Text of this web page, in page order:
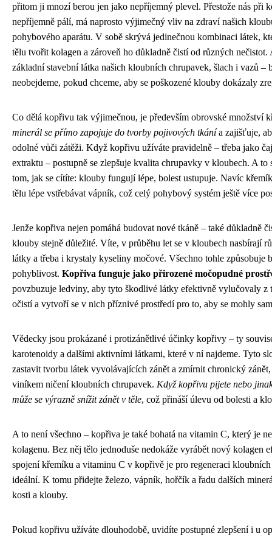
přitom ji mnozí berou jen jako nepříjemný plevel. Přestože nás při
nepříjemně pálí, má naprosto výjimečný vliv na zdraví našich
pohybového aparátu. V sobě skrývá jedinečnou kombinaci látek,
tělu tvořit kolagen a zároveň ho důkladně čistí od různých nečistot.
základní stavební látka našich kloubních chrupavek, šlach i vazů –
neobejdeme, pokud chceme, aby se poškozené klouby dokázaly
Co dělá kopřivu tak výjimečnou, je především obrovské množství
minerál se přímo zapojuje do tvorby pojivových tkánía zajišťuje,
odolné vůči zátěži. Když kopřivu užíváte pravidelně – třeba jako
extraktu – postupně se zlepšuje kvalita chrupavky v kloubech. A to
tom, jak se cítíte: klouby fungují lépe, bolest ustupuje. Navíc
tělu lépe vstřebávat vápník, což celý pohybový systém ještě více
Jenže kopřiva nejen pomáhá budovat nové tkáně – také důkladně
klouby stejně důležité. Víte, v průběhu let se v kloubech nasbírají
látky a třeba i krystaly kyseliny močové. Všechno tohle způsobuje
pohyblivost. Kopřiva funguje jako přirozené močopudné
povzbuzuje ledviny, aby tyto škodlivé látky efektivně vylučovaly z
očistí a vytvoří se v nich příznivé prostředí pro to, aby se mohly
Vědecky jsou prokázané i protizánětlivé účinky kopřivy – ty
karotenoidy a dalšími aktivními látkami, které v ní najdeme. Tyto
zastavit tvorbu látek vyvolávajících zánět a zmírnit chronický
viníkem ničení kloubních chrupavek. Když kopřivu pijete nebo
může se výrazně snížit zánět v těle, což přináší úlevu od bolesti a
A to není všechno – kopřiva je také bohatá na vitamin C, který je
kolagenu. Bez něj tělo jednoduše nedokáže vyrábět nový kolagen
spojení křemíku a vitaminu C v kopřivě je pro regeneraci
ideální. K tomu přidejte železo, vápník, hořčík a řadu dalších
kosti a klouby.
Pokud kopřivu užíváte dlouhodobě, uvidíte postupné zlepšení i u